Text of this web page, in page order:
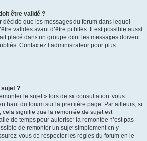
être validé ?
décidé que les messages du forum dans lequel
validés avant d’être publiés. Il est possible aussi
placé dans un groupe dont les messages doivent
Contactez l’administrateur pour plus
sujet ?
le sujet » lors de sa consultation, vous
haut du forum sur la première page. Par ailleurs, si
cela signifie que la remontée de sujet est
de temps pour autoriser la remontée n’est pas
de remonter un sujet simplement en y
vous de respecter les règles du forum en le